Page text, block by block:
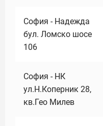
София - Надежда
бул. Ломско шосе
106
София - НК
ул.Н.Коперник 28,
кв.Гео Милев